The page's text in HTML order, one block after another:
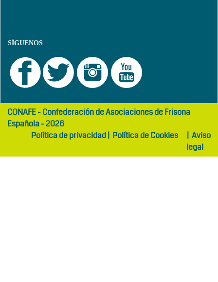
SÍGUENOS
girls
abaya
maltepe
otelCONAFE - Confederación de Asociaciones de Frisona
Española - 2026
Política de privacidad| Política de Cookies | Aviso
legal